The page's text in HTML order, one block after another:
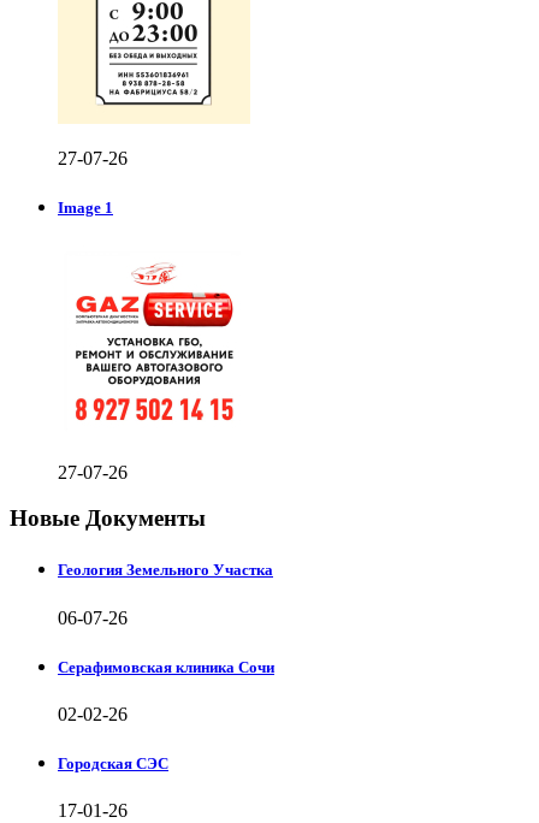
27-07-26
Image 1
27-07-26
Новые Документы
Геология Земельного Участка
06-07-26
Серафимовская клиника Сочи
02-02-26
Городская СЭС
17-01-26